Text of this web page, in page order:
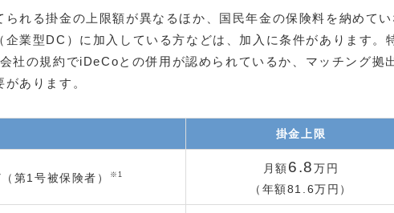
れる掛金の上限額が異なるほか、国民年金の保険料を納めて
業型DC）に加入している方などは、加入に条件があります。
社の規約でiDeCoとの併用が認められているか、マッチング拠
あります。
掛金上限
第1号被保険者） ※1 月額 6.8 万円
（年額81.6万円）